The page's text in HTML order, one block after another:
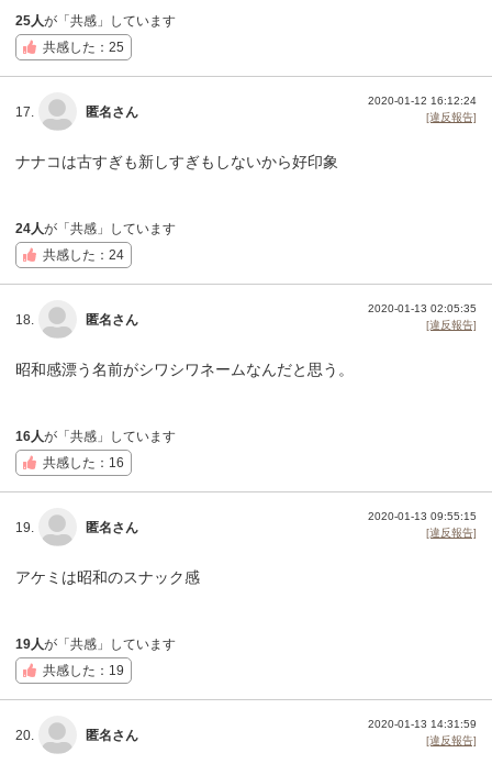
25人が「共感」しています
共感した：25
17. 匿名さん
2020-01-12 16:12:24
[違反報告]
ナナコは古すぎも新しすぎもしないから好印象
24人が「共感」しています
共感した：24
18. 匿名さん
2020-01-13 02:05:35
[違反報告]
昭和感漂う名前がシワシワネームなんだと思う。
16人が「共感」しています
共感した：16
19. 匿名さん
2020-01-13 09:55:15
[違反報告]
アケミは昭和のスナック感
19人が「共感」しています
共感した：19
20. 匿名さん
2020-01-13 14:31:59
[違反報告]